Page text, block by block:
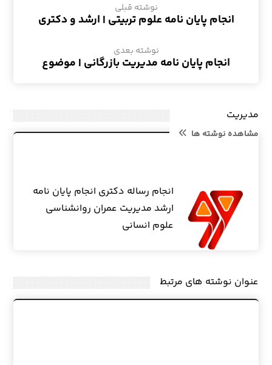
نوشته قبلی
انجام پایان نامه علوم تربیتی | ارشد و دکتری
نوشته بعدی
انجام پایان نامه مدیریت بازرگانی | موضوع
مدیریت
مشاهده نوشته ها
انجام رساله دکتری انجام پایان نامه
ارشد مدیریت عمران روانشناسی
علوم انسانی
عنوان ‫نوشته های مرتبط